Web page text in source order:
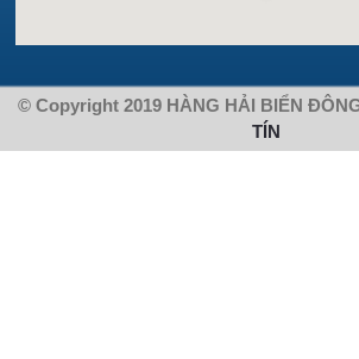
© Copyright 2019 HÀNG HẢI BIỂN
TÍN